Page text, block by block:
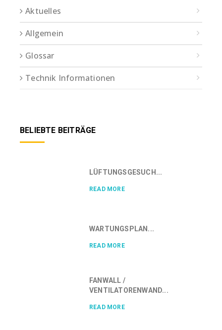
Aktuelles
Allgemein
Glossar
Technik Informationen
BELIEBTE BEITRÄGE
LÜFTUNGSGESUCH...
READ MORE
WARTUNGSPLAN...
READ MORE
FANWALL /
VENTILATORENWAND...
READ MORE